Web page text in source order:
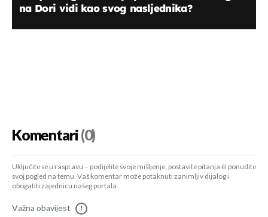
na Dori vidi kao svog nasljednika?
Komentari(0)
Uključite se u raspravu – podijelite svoje mišljenje, postavite pitanja ili ponudite
svoj pogled na temu. Vaš komentar može potaknuti zanimljiv dijalog i
obogatiti zajednicu našeg portala.
Važna obavijest !